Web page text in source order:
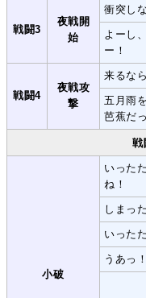
戦闘3
夜戦開
始
衝突し
よーし
ー！
戦闘4
夜戦攻
撃
来るな
五月雨
芭蕉だ
戦
小破
いった
ね！
しまっ
いった
うあっ